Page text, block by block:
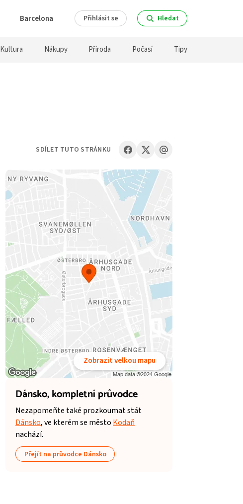
Barcelona Přihlásit se Hledat
Kultura Nákupy Příroda Počasí Tipy
Zobrazit velkou mapu
Dánsko,kompletní průvodce
Nezapomeňte také prozkoumat stát
Dánsko, ve kterém se město Kodaň
nachází.
Přejít na průvodce Dánsko
SDÍLET TUTO STRÁNKU